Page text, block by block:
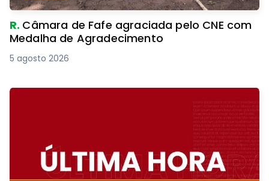
R. Câmara de Fafe agraciada pelo CNE com
Medalha de Agradecimento
5 agosto 2026